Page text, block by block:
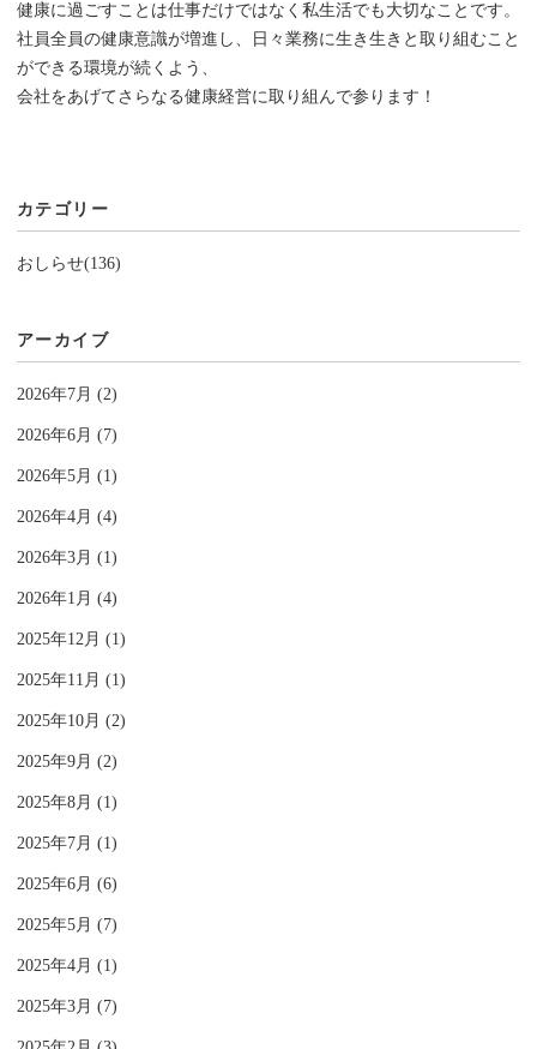
健康に過ごすことは仕事だけではなく私生活でも大切なことです。
社員全員の健康意識が増進し、日々業務に生き生きと取り組むこと
ができる環境が続くよう、
会社をあげてさらなる健康経営に取り組んで参ります！
カテゴリー
おしらせ(136)
アーカイブ
2026年7月 (2)
2026年6月 (7)
2026年5月 (1)
2026年4月 (4)
2026年3月 (1)
2026年1月 (4)
2025年12月 (1)
2025年11月 (1)
2025年10月 (2)
2025年9月 (2)
2025年8月 (1)
2025年7月 (1)
2025年6月 (6)
2025年5月 (7)
2025年4月 (1)
2025年3月 (7)